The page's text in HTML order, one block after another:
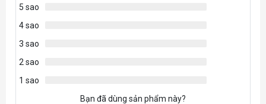
5 sao
4 sao
3 sao
2 sao
1 sao
Bạn đã dùng sản phẩm này?